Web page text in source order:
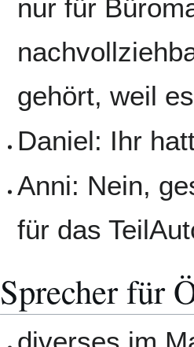
nur für
gehört, weil
Daniel: Ihr
Anni: Nein,
für das
Sprecher für
diverses im